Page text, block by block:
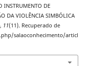
INSTRUMENTO DE
DA VIOLÊNCIA SIMBÓLICA
, 11(11). Recuperado de
salaoconhecimento/articl